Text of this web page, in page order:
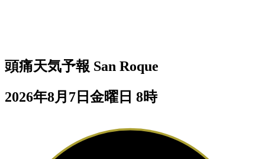
頭痛天気予報 San Roque
2026年8月7日金曜日 8時